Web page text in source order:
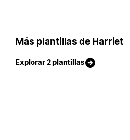
Más plantillas de Harriet
Explorar 2 plantillas